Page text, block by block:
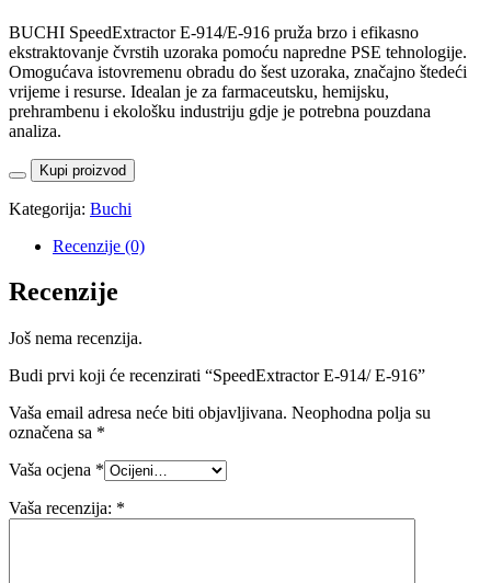
BUCHI SpeedExtractor E-914/E-916 pruža brzo i efikasno
ekstraktovanje čvrstih uzoraka pomoću napredne PSE tehnologije.
Omogućava istovremenu obradu do šest uzoraka, značajno štedeći
vrijeme i resurse. Idealan je za farmaceutsku, hemijsku,
prehrambenu i ekološku industriju gdje je potrebna pouzdana
analiza.
Kupi proizvod
Kategorija: Buchi
Recenzije (0)
Recenzije
Još nema recenzija.
Budi prvi koji će recenzirati “SpeedExtractor E-914/ E-916”
Vaša email adresa neće biti objavljivana. Neophodna polja su
označena sa *
Vaša ocjena *
Vaša recenzija: *